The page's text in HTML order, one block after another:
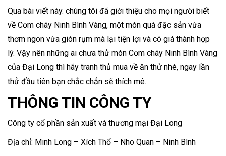
Qua bài viết này. chúng tôi đã giới thiệu cho mọi người biết
về Cơm cháy Ninh Bình Vàng, một món quà đặc sản vừa
thơm ngon vừa giòn rụm mà lại tiện lợi và có giá thành hợp
lý. Vậy nên những ai chưa thử món Cơm cháy Ninh Bình Vàng
của Đại Long thì hãy tranh thủ mua về ăn thử nhé, ngay lần
thử đầu tiên bạn chắc chắn sẽ thích mê.
THÔNG TIN CÔNG TY
Công ty cổ phần sản xuất và thương mại Đại Long
Địa chỉ: Minh Long – Xích Thổ – Nho Quan – Ninh Bình